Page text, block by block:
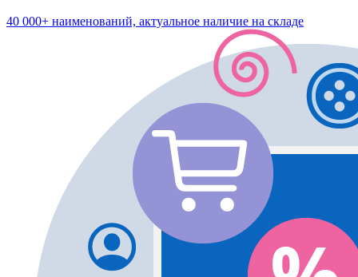
40 000+ наименований, актуальное наличие на складе